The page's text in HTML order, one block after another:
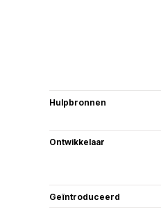
Hulpbronnen
Ontwikkelaar
Geïntroduceerd